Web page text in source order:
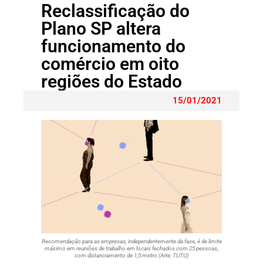
Reclassificação do
Plano SP altera
funcionamento do
comércio em oito
regiões do Estado
15/01/2021
Recomendação para as empresas, independentemente da fase, é de limite
máximo em reuniões de trabalho em locais fechados com 25 pessoas,
com distanciamento de 1,5 metro (Arte: TUTU)